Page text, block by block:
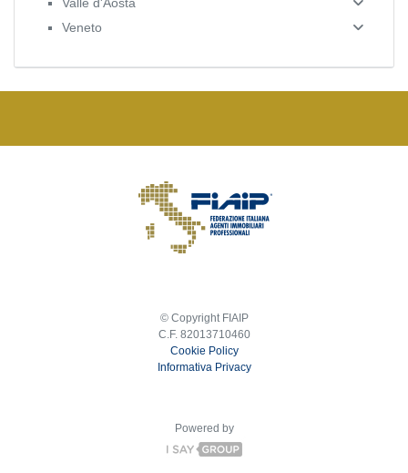
Veneto
© Copyright FIAIP
C.F. 82013710460
Cookie Policy
Informativa Privacy
Powered by